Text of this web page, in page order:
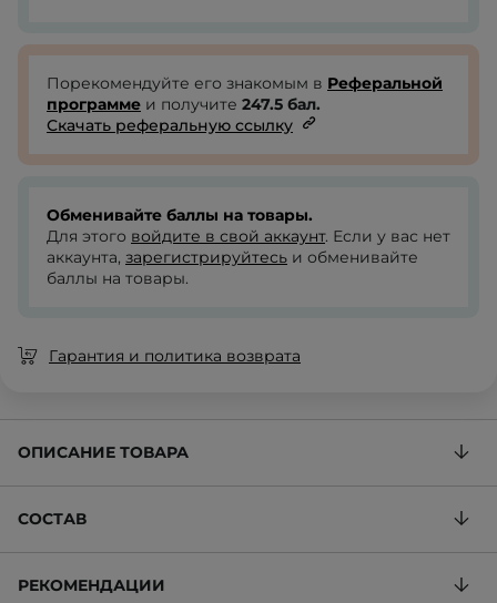
Порекомендуйте его знакомым в Реферальной
программе и получите 247.5 бал.
Скачать реферальную ссылку
Обменивайте баллы на товары.
Для этого войдите в свой аккаунт. Если у вас нет
аккаунта, зарегистрируйтесь и обменивайте
баллы на товары.
Гарантия и политика возврата
ОПИСАНИЕ ТОВАРА
СОСТАВ
РЕКОМЕНДАЦИИ